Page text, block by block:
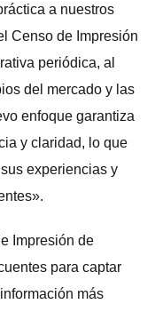
a nuestros
Censo de Impresión
periódica, al
del mercado y las
enfoque garantiza
y claridad, lo que
experiencias y
Impresión de
para captar
más